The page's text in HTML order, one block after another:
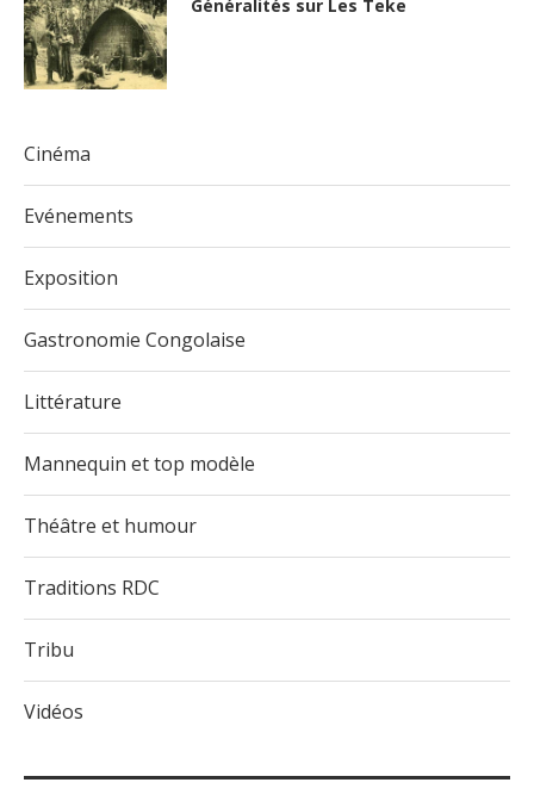
Généralités sur Les Teke
Cinéma
Evénements
Exposition
Gastronomie Congolaise
Littérature
Mannequin et top modèle
Théâtre et humour
Traditions RDC
Tribu
Vidéos